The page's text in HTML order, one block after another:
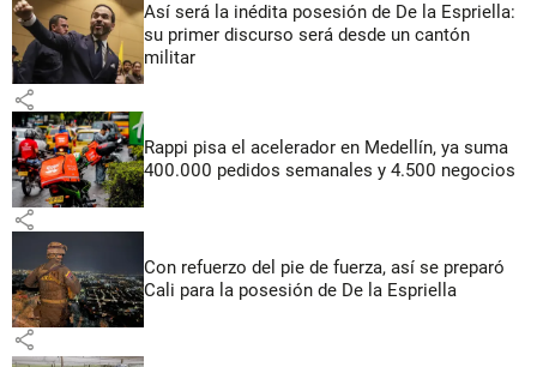
Así será la inédita posesión de De la Espriella:
su primer discurso será desde un cantón
militar
share
Rappi pisa el acelerador en Medellín, ya suma
400.000 pedidos semanales y 4.500 negocios
share
Con refuerzo del pie de fuerza, así se preparó
Cali para la posesión de De la Espriella
share